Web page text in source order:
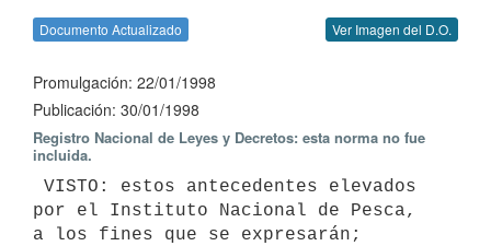
Documento Actualizado Ver Imagen del D.O.
Promulgación: 22/01/1998
Publicación: 30/01/1998
Registro Nacional de Leyes y Decretos: esta norma no fue
incluida.
por el Instituto Nacional de Pesca,
a los fines que se expresarán;